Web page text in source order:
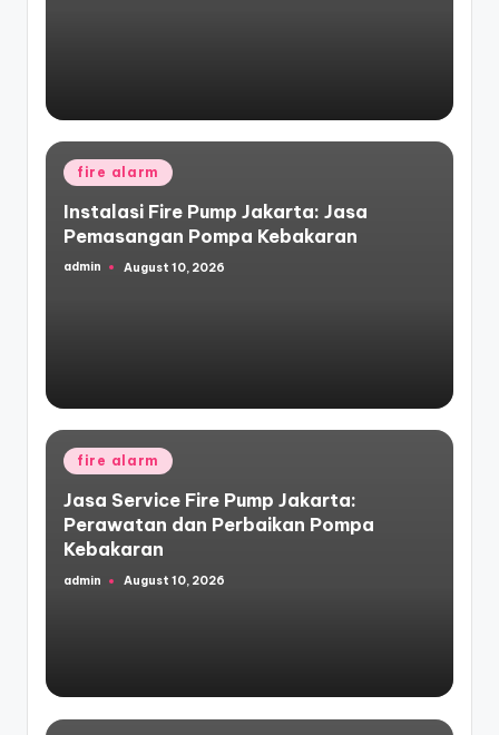
Posted
fire alarm
Instalasi Fire Pump Jakarta: Jasa
Pemasangan Pompa Kebakaran
Posted
admin August 10, 2026
Posted
fire alarm
Jasa Service Fire Pump Jakarta:
Perawatan dan Perbaikan Pompa
Kebakaran
Posted
admin August 10, 2026